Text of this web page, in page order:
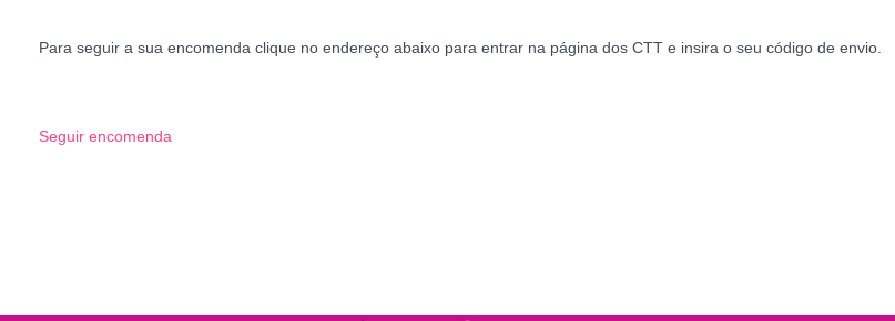
Para seguir a sua encomenda clique no endereço abaixo para entrar na página dos CTT e insira o seu código de envio.
Seguir encomenda